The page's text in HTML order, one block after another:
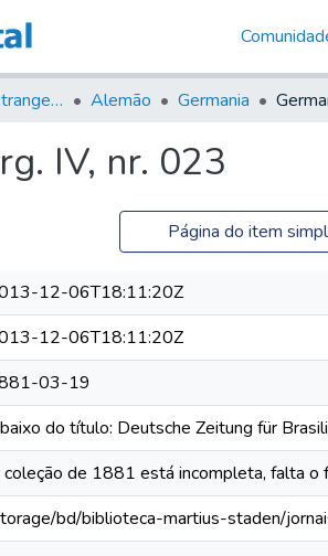
Jornais em Língua Estrangeira Alemão Germania
IV, nr. 023
Página do item
12-06T18:11:20Z
12-06T18:11:20Z
03-19
do título: Deutsche Zeitung für
de 1881 está incompleta, falta o
bd/biblioteca-martius-staden/